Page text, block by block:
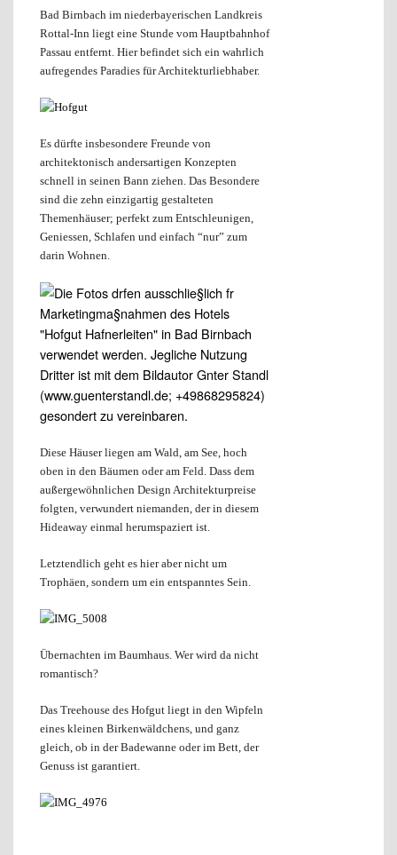
Bad Birnbach im niederbayerischen Landkreis
Rottal-Inn liegt eine Stunde vom Hauptbahnhof
Passau entfernt. Hier befindet sich ein wahrlich
aufregendes Paradies für Architekturliebhaber.
Es dürfte insbesondere Freunde von
architektonisch andersartigen Konzepten
schnell in seinen Bann ziehen. Das Besondere
sind die zehn einzigartig gestalteten
Themenhäuser; perfekt zum Entschleunigen,
Geniessen, Schlafen und einfach “nur” zum
darin Wohnen.
Diese Häuser liegen am Wald, am See, hoch
oben in den Bäumen oder am Feld. Dass dem
außergewöhnlichen Design Architekturpreise
folgten, verwundert niemanden, der in diesem
Hideaway einmal herumspaziert ist.
Letztendlich geht es hier aber nicht um
Trophäen, sondern um ein entspanntes Sein.
Übernachten im Baumhaus. Wer wird da nicht
romantisch?
Das Treehouse des Hofgut liegt in den Wipfeln
eines kleinen Birkenwäldchens, und ganz
gleich, ob in der Badewanne oder im Bett, der
Genuss ist garantiert.